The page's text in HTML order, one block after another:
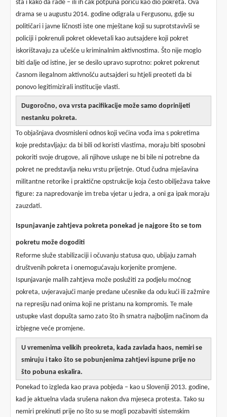
šta i kako da rade – ili ih čak potpuna poriču kao dio pokreta. Ova
drama se u augustu 2014. godine odigrala u Fergusonu, gdje su
političari i javne ličnosti iste one mještane koji su suprotstavivši se
policiji i pokrenuli pokret oklevetali kao autsajdere koji pokret
iskorištavaju za učešće u kriminalnim aktivnostima. Što nije moglo
biti dalje od istine, jer se desilo upravo suprotno: pokret pokrenut
časnom ilegalnom aktivnošću autsajderi su htjeli preoteti da bi
ponovo legitimizirali institucije vlasti.
Dugoročno, ova vrsta pacifikacije može samo doprinijeti
nestanku pokreta.
To objašnjava dvosmisleni odnos koji većina vođa ima s pokretima
koje predstavljaju: da bi bili od koristi vlastima, moraju biti sposobni
pokoriti svoje drugove, ali njihove usluge ne bi bile ni potrebne da
pokret ne predstavlja neku vrstu prijetnje. Otud čudna mješavina
militantne retorike i praktične opstrukcije koja često obilježava takve
figure: za napredovanje im treba vjetar u jedra, a oni ga ipak moraju
zauzdati.
Ispunjavanje zahtjeva pokreta ponekad je najgore što se tom
pokretu može dogoditi
Reforme služe stabilizaciji i očuvanju statusa quo, ubijaju zamah
društvenih pokreta i onemogućavaju korjenite promjene.
Ispunjavanje malih zahtjeva može poslužiti za podjelu moćnog
pokreta, uvjeravajući manje predane učesnike da odu kući ili zažmire
na represiju nad onima koji ne pristanu na kompromis. Te male
ustupke vlast dopušta samo zato što ih smatra najboljim načinom da
izbjegne veće promjene.
U vremenima velikih preokreta, kada zavlada haos, nemiri se
smiruju i tako što se pobunjenima zahtjevi ispune prije no
što pobuna eskalira.
Ponekad to izgleda kao prava pobjeda – kao u Sloveniji 2013. godine,
kad je aktuelna vlada srušena nakon dva mjeseca protesta. Tako su
nemiri prekinuti prije no što su se mogli pozabaviti sistemskim